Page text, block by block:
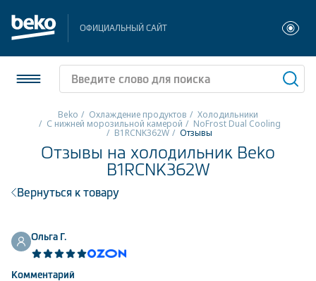
ОФИЦИАЛЬНЫЙ САЙТ
Стиральные и сушильные машины
Посудомоечные машины
Плиты
Beko Охлаждение продуктов Холодильники
С нижней морозильной камерой NoFrost Dual Cooling
B1RCNK362W Отзывы
Отзывы на холодильник Beko
B1RCNK362W
Вернуться к товару
Ольга Г.
Комментарий